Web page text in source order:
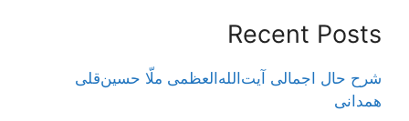
Recent Posts
شرح حال اجمالی آیت‌الله‌العظمی ملّا حسین‌قلی
همدانی